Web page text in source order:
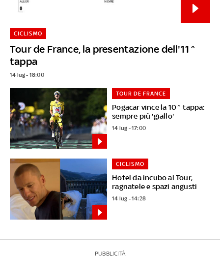
Tour de France, la presentazione dell'11^
tappa
CICLISMO
14 lug - 18:00
Pogacar vince la 10^ tappa:
sempre più 'giallo'
TOUR DE FRANCE
14 lug - 17:00
Hotel da incubo al Tour,
ragnatele e spazi angusti
CICLISMO
14 lug - 14:28
PUBBLICITÀ